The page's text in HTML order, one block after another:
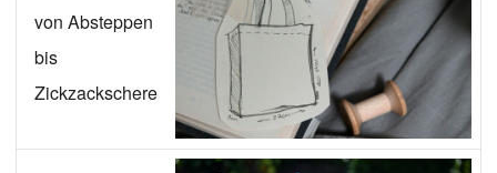
von Absteppen
bis
Zickzackschere